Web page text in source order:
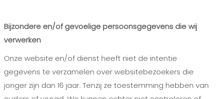
Bijzondere en/of gevoelige persoonsgegevens die wij
verwerken
Onze website en/of dienst heeft niet de intentie
gegevens te verzamelen over websitebezoekers die
jonger zijn dan 16 jaar. Tenzij ze toestemming hebben van